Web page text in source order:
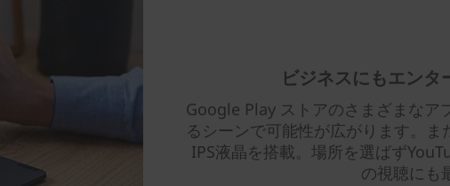
ビジネスにもエンタ
Google Play ストアのさまざまなア
るシーンで可能性が広がります。
IPS液晶を搭載。場所を選ばず
の視聴にも